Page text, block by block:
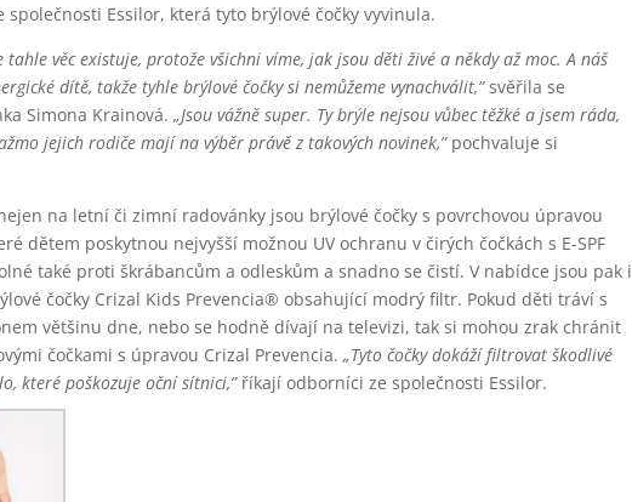
Essilor, která tyto brýlové čočky vyvinula.
tahle věc existuje, protože všichni víme, jak jsou děti živé a někdy až moc. A náš
dítě, takže tyhle brýlové čočkysi nemůžeme vynachválit,”svěřila se
Simona Krainová. „Jsou vážně super. Ty brýle nejsou vůbec těžké a jsem ráda,
mo jejich rodiče mají na výběr právě z takových novinek,” pochvaluje si
na letní či zimní radovánky jsou brýlové čočky s povrchovou úpravou
dětem poskytnou nejvyšší možnou UV ochranu v čirých čočkách s E-SPF
také proti škrábancům a odleskům a snadno se čistí. V nabídce jsou pak i
čočky Crizal Kids Prevencia® obsahující modrý filtr. Pokud děti tráví s
většinu dne, nebo se hodně dívají na televizi, tak si mohou zrak chránit
čočkami s úpravou Crizal Prevencia. „Tyto čočky dokáží filtrovat škodlivé
které poškozuje oční sítnici,”říkají odborníci ze společnosti Essilor.